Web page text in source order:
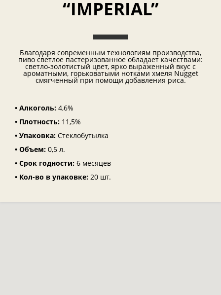
“IMPERIAL”
Благодаря современным технологиям производства,
пиво светлое пастеризованное обладает качествами:
светло-золотистый цвет, ярко выраженный вкус с
ароматными, горьковатыми нотками хмеля Nugget
смягченный при помощи добавления риса.
• Алкоголь: 4,6%
• Плотность: 11,5%
• Упаковка: Стеклобутылка
• Объем: 0,5 л.
• Срок годности: 6 месяцев
• Кол-во в упаковке: 20 шт.